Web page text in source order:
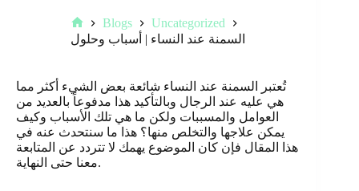
Home
Blogs
Uncategorized
السمنة عند النساء | أسباب وحلول
تُعتبر السمنة عند النساء شائعة بعض الشيء أكثر مما
هي عليه عند الرجال وبالتأكيد هذا مدفوعاً بالعديد من
العوامل والمسببات ولكن ما هي تلك الأسباب وكيف
يمكن علاجها والتخلص منها؟ هذا ما سنتحدث عنه في
هذا المقال فإن كان الموضوع يهمك لا تتردد عن المتابعة
معنا حتى النهاية.